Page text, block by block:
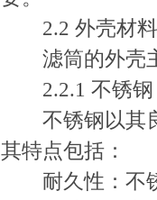
2.2 外壳材料
滤筒的外壳主
2.2.1 不锈钢
不锈钢以其良
其特点包括：
耐久性：不锈